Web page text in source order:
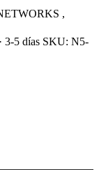
,
3-5 días SKU: N5-